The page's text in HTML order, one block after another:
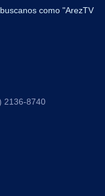
como "ArezTV
2136-8740